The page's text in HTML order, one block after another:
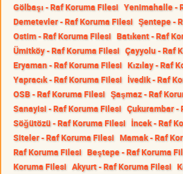
Gölbaşı - Raf Koruma Filesi Yenimahalle -
Demetevler - Raf Koruma Filesi Şentepe -
Ostim - Raf Koruma Filesi Batıkent - Raf
Ümitköy - Raf Koruma Filesi Çayyolu - Raf
Eryaman - Raf Koruma Filesi Kızılay - Raf
Yapracık - Raf Koruma Filesi İvedik - Raf
OSB - Raf Koruma Filesi Şaşmaz - Raf
Sanayisi - Raf Koruma Filesi Çukurambar -
Söğütözü - Raf Koruma Filesi İncek - Raf
Siteler - Raf Koruma Filesi Mamak - Raf
Raf Koruma Filesi Beştepe - Raf Koruma
Koruma Filesi Akyurt - Raf Koruma Filesi